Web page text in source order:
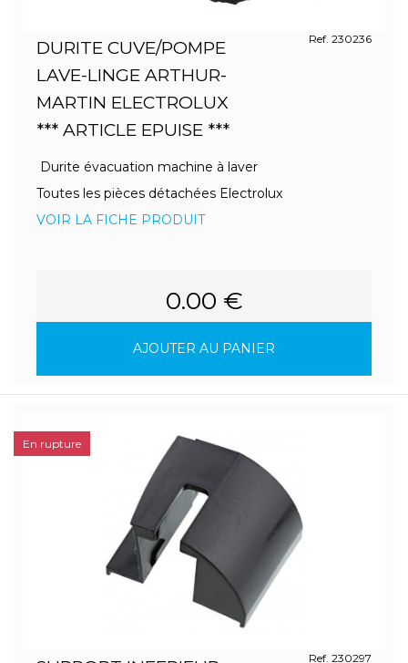
DURITE CUVE/POMPE
LAVE-LINGE ARTHUR-
MARTIN ELECTROLUX
*** ARTICLE EPUISE ***
Ref. 230236
Durite évacuation machine à laver
Toutes les pièces détachées Electrolux
VOIR LA FICHE PRODUIT
0.00 €
AJOUTER AU PANIER
Ref. 230297
En rupture